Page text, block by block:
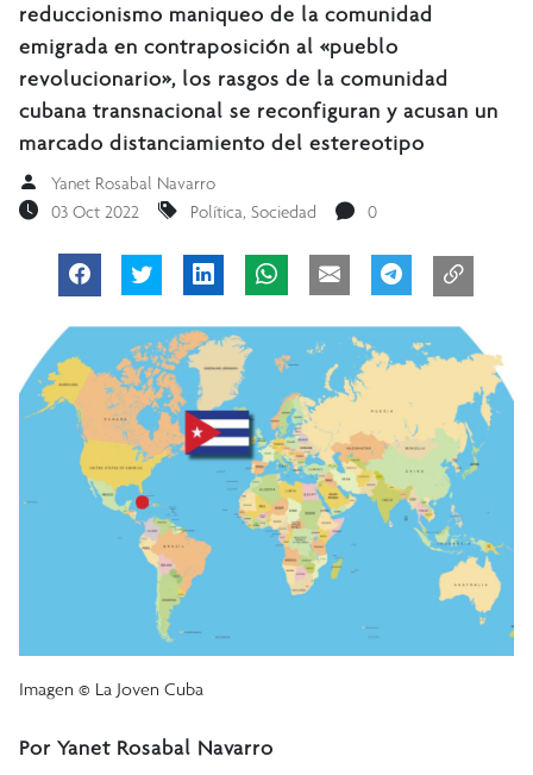
reduccionismo maniqueo de la comunidad
emigrada en contraposición al «pueblo
revolucionario», los rasgos de la comunidad
cubana transnacional se reconfiguran y acusan un
marcado distanciamiento del estereotipo
Yanet Rosabal Navarro
03 Oct 2022
Política, Sociedad 0
Imagen © La Joven Cuba
Por Yanet Rosabal Navarro